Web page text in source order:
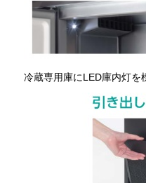
冷蔵専用庫にLED庫内灯を